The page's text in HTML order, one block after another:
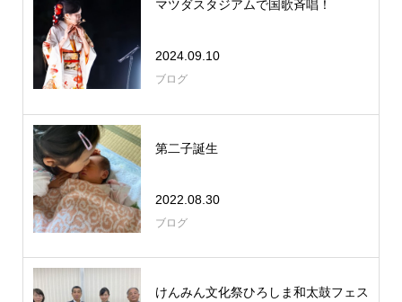
マツダスタジアムで国歌斉唱！
2024.09.10
ブログ
第二子誕生
2022.08.30
ブログ
けんみん文化祭ひろしま和太鼓フェス